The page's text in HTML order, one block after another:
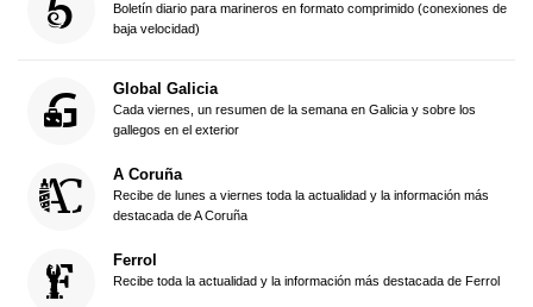
Boletín diario para marineros en formato comprimido (conexiones de
baja velocidad)
Global Galicia
Cada viernes, un resumen de la semana en Galicia y sobre los
gallegos en el exterior
A Coruña
Recibe de lunes a viernes toda la actualidad y la información más
destacada de A Coruña
Ferrol
Recibe toda la actualidad y la información más destacada de Ferrol